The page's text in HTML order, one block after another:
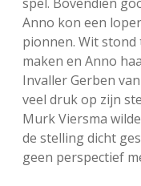
spel. Bovendien
Anno kon een
pionnen. Wit
maken en Anno
Invaller Gerben
veel druk op zijn
Murk Viersma
de stelling dicht
geen perspectief